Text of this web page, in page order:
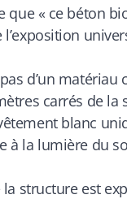
que « ce béton
d’un
carrés de
blanc
à la lumière du
structure est